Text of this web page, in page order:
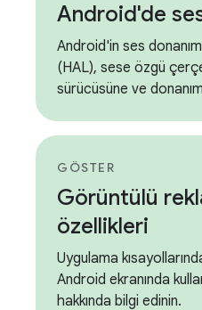
Android'de
Android'in ses
(HAL), sese özgü
sürücüsüne ve
GÖSTER
Görüntülü
özellikleri
Uygulama
Android ekranında
hakkında bilgi edinin.